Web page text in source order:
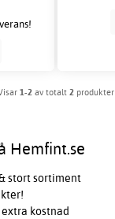
1-2 av totalt 2 produkter
Hemfint.se
stort sortiment
kostnad